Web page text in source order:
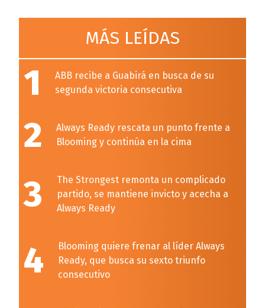
MÁS LEÍDAS
1
ABB recibe a Guabirá en busca de su
segunda victoria consecutiva
2
Always Ready rescata un punto frente a
Blooming y continúa en la cima
3
The Strongest remonta un complicado
partido, se mantiene invicto y acecha a
Always Ready
4
Blooming quiere frenar al líder Always
Ready, que busca su sexto triunfo
consecutivo